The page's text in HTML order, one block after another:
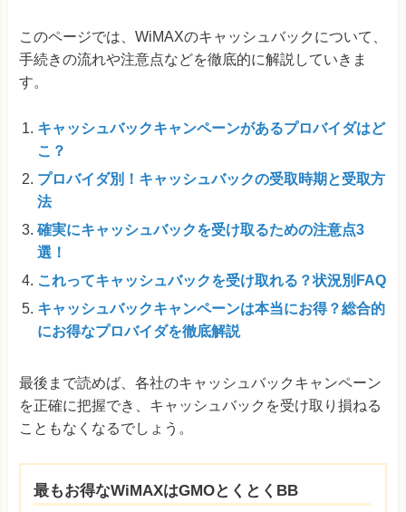
このページでは、WiMAXのキャッシュバックについて、
手続きの流れや注意点などを徹底的に解説していきま
す。
キャッシュバックキャンペーンがあるプロバイダはど
こ？
プロバイダ別！キャッシュバックの受取時期と受取方
法
確実にキャッシュバックを受け取るための注意点3
選！
これってキャッシュバックを受け取れる？状況別FAQ
キャッシュバックキャンペーンは本当にお得？総合的
にお得なプロバイダを徹底解説
最後まで読めば、各社のキャッシュバックキャンペーン
を正確に把握でき、キャッシュバックを受け取り損ねる
こともなくなるでしょう。
最もお得なWiMAXはGMOとくとくBB